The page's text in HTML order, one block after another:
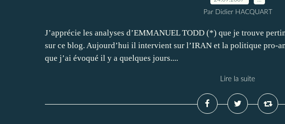
Par Didier HACQUART
J’apprécie les analyses d’EMMANUEL TODD (*) que je trouve
sur ce blog. Aujourd’hui il intervient sur l’IRAN et la politique pro-
que j’ai évoqué il y a quelques jours....
Lire la suite